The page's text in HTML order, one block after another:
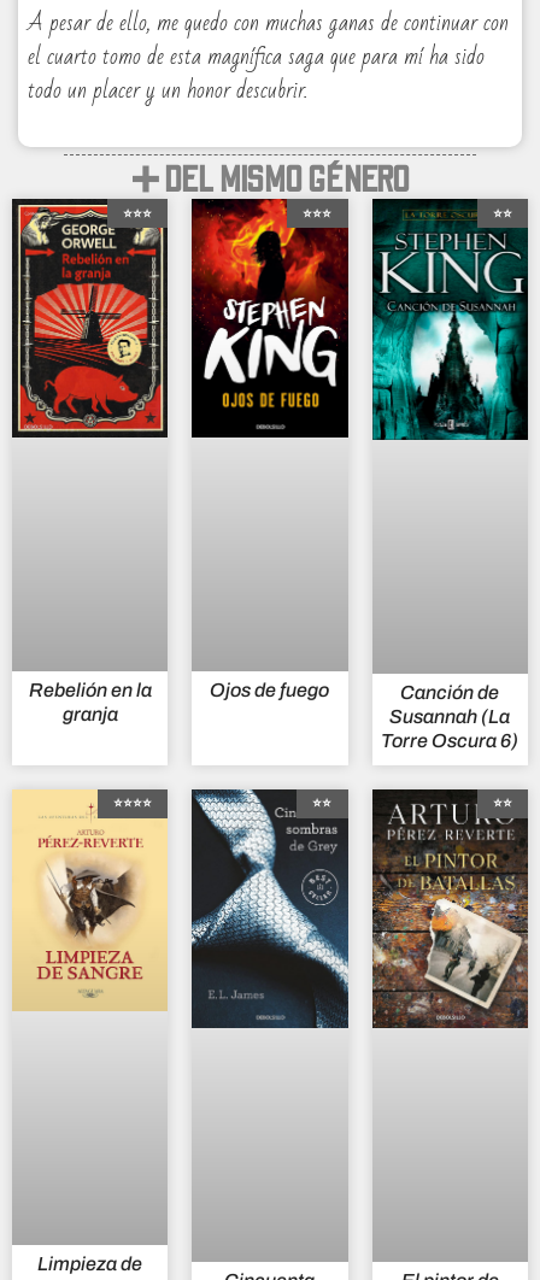
A pesar de ello, me quedo con muchas ganas de continuar con
el cuarto tomo de esta magnífica saga que para mí ha sido
todo un placer y un honor descubrir.
➕ DEL MISMO GÉNERO
⭐⭐⭐
Rebelión en la
granja
⭐⭐⭐
Ojos de fuego
⭐⭐
Canción de
Susannah (La
Torre Oscura 6)
⭐⭐⭐⭐
Limpieza de
⭐⭐ ⭐⭐